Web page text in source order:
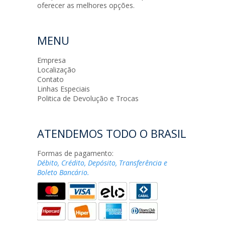
oferecer as melhores opções.
MENU
Empresa
Localização
Contato
Linhas Especiais
Politica de Devolução e Trocas
ATENDEMOS TODO O BRASIL
Formas de pagamento:
Débito, Crédito, Depósito, Transferência e
Boleto Bancário.